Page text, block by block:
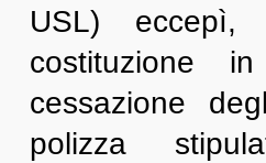
USL) eccepì,
costituzione
cessazione
polizza